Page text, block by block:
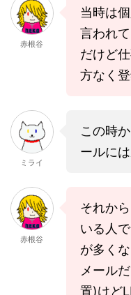
赤根谷
当時は
言われ
だけど
方なく
ミライ
この時
ールに
赤根谷
それか
いる人
が多く
メール
置)けど